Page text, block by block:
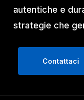
autentiche e
strategie che
Contattaci